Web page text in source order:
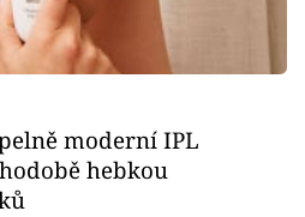
moderní IPL
hebkou